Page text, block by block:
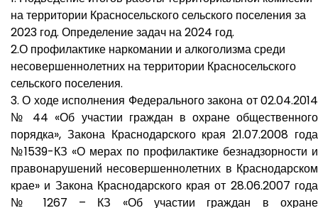
на территории Красносельского сельского поселения за
2023 год. Определение задач на 2024 год.
2.О профилактике наркомании и алкоголизма среди
несовершеннолетних на территории Красносельского
сельского поселения.
3. О ходе исполнения Федерального закона от 02.04.2014
№ 44 «Об участии граждан в охране общественного
порядка», Закона Краснодарского края 21.07.2008 года
№1539-КЗ «О мерах по профилактике безнадзорности и
правонарушений несовершеннолетних в Краснодарском
крае» и Закона Краснодарского края от 28.06.2007 года
№ 1267 – КЗ «Об участии граждан в охране